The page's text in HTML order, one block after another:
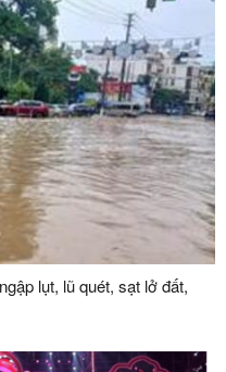
lụt, lũ quét, sạt lở đất,